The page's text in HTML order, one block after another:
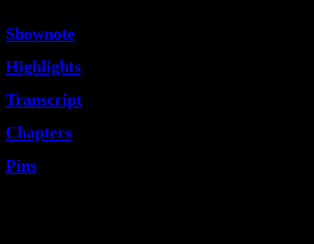
Shownote
Highlights
Transcript
Chapters
Pins